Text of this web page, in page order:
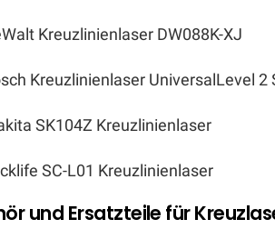
Kreuzlinienlaser DW088K-XJ
Kreuzlinienlaser UniversalLevel 2
SK104Z Kreuzlinienlaser
SC-L01 Kreuzlinienlaser
und Ersatzteile für